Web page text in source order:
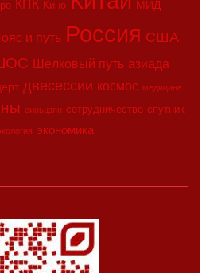
КПК Кино МИД
и путь Россия США
Шёлковый путь азиада
двесессии космос медицина
синьцзян сотрудничество спутник
экономика